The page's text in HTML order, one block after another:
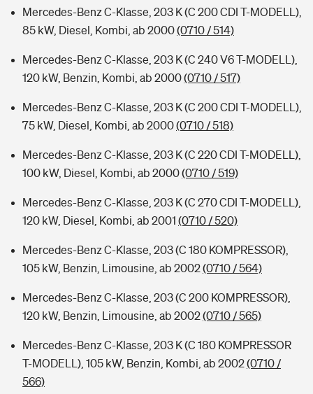
Mercedes-Benz C-Klasse, 203 K (C 200 CDI T-MODELL),
85 kW, Diesel, Kombi, ab 2000(0710 / 514)
Mercedes-Benz C-Klasse, 203 K (C 240 V6 T-MODELL),
120 kW, Benzin, Kombi, ab 2000(0710 / 517)
Mercedes-Benz C-Klasse, 203 K (C 200 CDI T-MODELL),
75 kW, Diesel, Kombi, ab 2000(0710 / 518)
Mercedes-Benz C-Klasse, 203 K (C 220 CDI T-MODELL),
100 kW, Diesel, Kombi, ab 2000(0710 / 519)
Mercedes-Benz C-Klasse, 203 K (C 270 CDI T-MODELL),
120 kW, Diesel, Kombi, ab 2001 (0710 / 520)
Mercedes-Benz C-Klasse, 203 (C 180 KOMPRESSOR),
105 kW, Benzin, Limousine, ab 2002(0710 / 564)
Mercedes-Benz C-Klasse, 203 (C 200 KOMPRESSOR),
120 kW, Benzin, Limousine, ab 2002(0710 / 565)
Mercedes-Benz C-Klasse, 203 K (C 180 KOMPRESSOR
T-MODELL), 105 kW, Benzin, Kombi, ab 2002(0710 /
566)